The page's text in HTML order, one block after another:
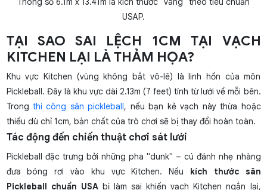
USAP.
TẠI SAO SAI LỆCH 1CM TẠI VẠCH
KITCHEN LẠI LÀ THẢM HỌA?
Khu vực Kitchen (vùng không bắt vô-lê) là linh hồn của môn
Pickleball. Đây là khu vực dài 2.13m (7 feet) tính từ lưới về mỗi bên.
Trong thi công sân pickleball, nếu bạn kẻ vạch này thừa hoặc
thiếu dù chỉ 1cm, bản chất của trò chơi sẽ bị thay đổi hoàn toàn.
Tác động đến chiến thuật chơi sát lưới
Pickleball đặc trưng bởi những pha "dunk" – cú đánh nhẹ nhàng
đưa bóng rơi vào khu vực Kitchen. Nếu kích thước sân
Pickleball chuẩn USAbị làm sai khiến vạch Kitchen ngắn lại,